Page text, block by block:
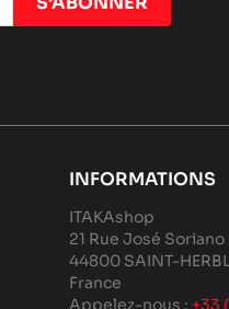
INFORMATIONS
ITAKAshop
21 Rue José Soriano
44800 SAINT-
France
Appelez-nous : +33